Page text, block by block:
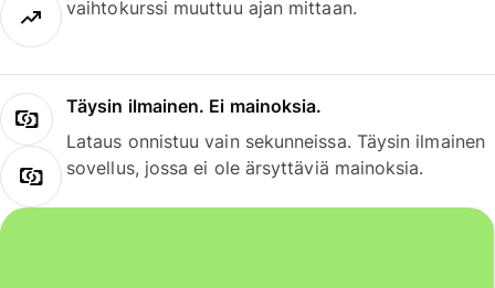
vaihtokurssi muuttuu ajan mittaan.
Täysin ilmainen. Ei mainoksia.
Lataus onnistuu vain sekunneissa. Täysin ilmainen
sovellus, jossa ei ole ärsyttäviä mainoksia.